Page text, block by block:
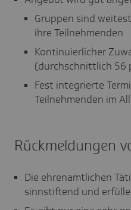
Gruppen sind
ihre Teilnehmenden
Kontinuierlicher
(durchschnittlich 56
Fest integrierte
Teilnehmenden im
Rückmeldungen
Die ehrenamtlichen
sinnstiftend und